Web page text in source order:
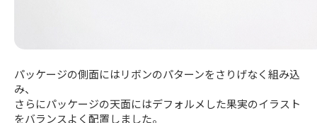
パッケージの側面にはリボンのパターンをさりげなく組み込
み、
さらにパッケージの天面にはデフォルメした果実のイラスト
をバランスよく配置しました。